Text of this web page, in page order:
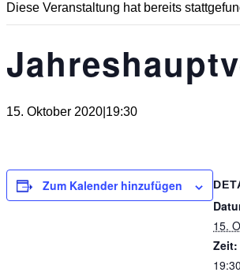
Diese Veranstaltung hat bereits
15. Oktober 2020|19:30
Zum Kalender hinzufügen
15.
Zeit:
19:30